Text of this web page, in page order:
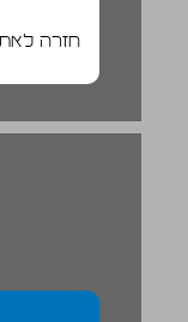
חזרה